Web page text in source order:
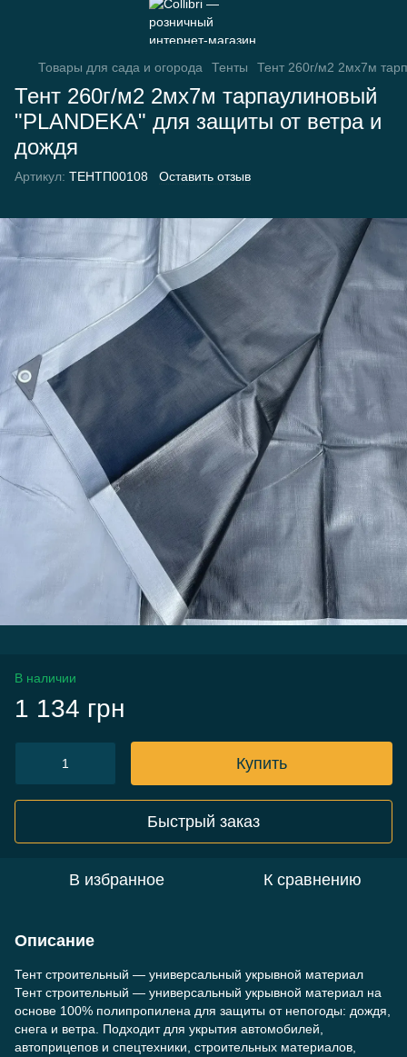
Товары для сада и огорода Тенты Тент 260г/м2 2мх7м
Тент 260г/м2 2мх7м тарпаулиновый
"PLANDEKA" для защиты от ветра и
дождя
Артикул: ТЕНТП00108 Оставить отзыв
В наличии
1 134 грн
Купить
Быстрый заказ
В избранное К сравнению
Описание
Тент строительный — универсальный укрывной материал
Тент строительный — универсальный укрывной материал на
основе 100% полипропилена для защиты от непогоды: дождя,
снега и ветра. Подходит для укрытия автомобилей,
автоприцепов и спецтехники, строительных материалов,